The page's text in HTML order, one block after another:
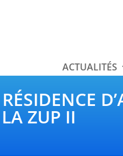
ACTUALITÉS
ZUP II